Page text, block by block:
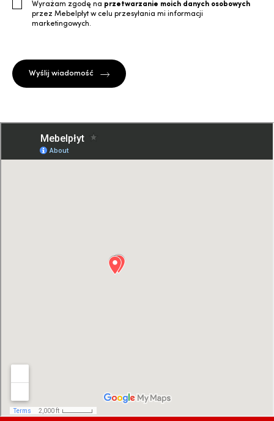
Wyrażam zgodę na przetwarzanie moich danych osobowych
przez Mebelpłyt w celu przesyłania mi informacji
marketingowych.